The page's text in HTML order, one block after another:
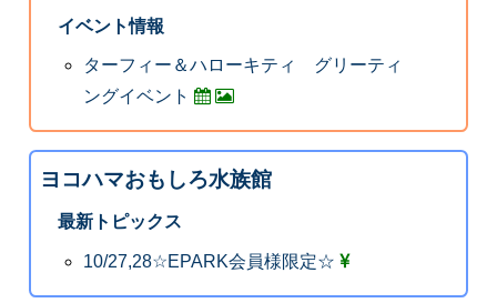
イベント情報
ターフィー＆ハローキティ グリーティ
ングイベント
ヨコハマおもしろ水族館
最新トピックス
10/27,28☆EPARK会員様限定☆